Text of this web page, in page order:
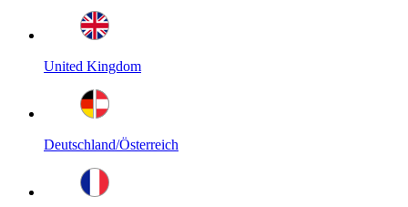
United Kingdom
Deutschland/Österreich